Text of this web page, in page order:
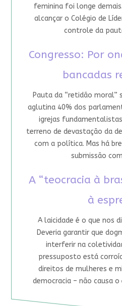
feminina foi longe
alcançar o Colégio de
controle da
Congresso: Por
bancadas
Pauta da “retidão moral”
aglutina 40% dos
igrejas
terreno de devastação da
com a política. Mas há
submissão
A “teocracia à
à
A laicidade é o que nos
Deveria garantir que
interferir na
pressuposto está
direitos de mulheres e
democracia – não causa